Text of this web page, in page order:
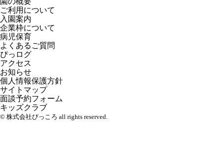
ご利用について
入園案内
企業枠について
病児保育
よくあるご質問
ぴっログ
アクセス
お知らせ
個人情報保護方針
サイトマップ
面談予約フォーム
キッズクラブ
© 株式会社ぴっころ all rights reserved.